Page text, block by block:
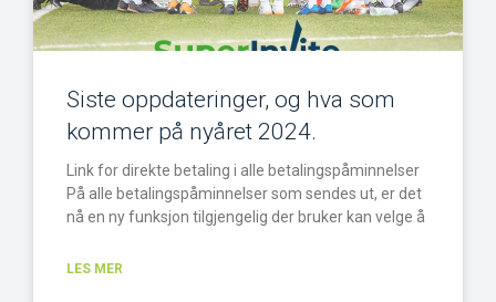
Siste oppdateringer, og hva som
kommer på nyåret 2024.
Link for direkte betaling i alle betalingspåminnelser
På alle betalingspåminnelser som sendes ut, er det
nå en ny funksjon tilgjengelig der bruker kan velge å
LES MER